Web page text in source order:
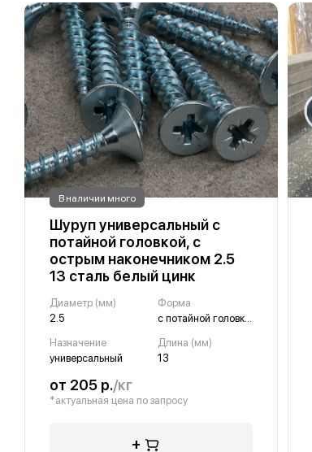
В наличии много
Шуруп универсальный с
потайной головкой, с
острым наконечником 2.5
13 сталь белый цинк
Диаметр (мм)
2.5
Форма
с потайной головкой, с острым наконечником
Назначение
универсальный
Длина (мм)
13
от 205 р./кг
*актуальная цена по запросу
+